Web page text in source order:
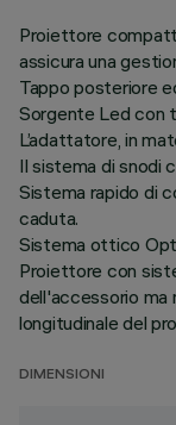
Proiettore
assicura una
Tappo posteriore
Sorgente Led con
L’adattatore, in
Il sistema di snodi
Sistema rapido di
caduta.
Sistema ottico
Proiettore con
dell'accessorio ma
longitudinale del
DIMENSIONI